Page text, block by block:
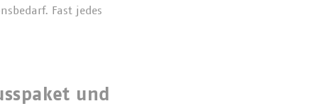
Fast jedes
und